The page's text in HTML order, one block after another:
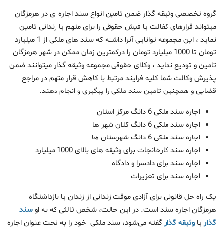
گروه تخصصی وثیقه گذار ضمن تامین انواع سند اجاره ای در هرمزگان
میتواند قرارهای کفالت یا فیش حقوقی را برای متهم یا زندانی تامین
نماید ، این مجموعه توانایی آنرا داشته که سند های ملکی از 1 میلیارد
تومان تا 1000 میلیارد تومان را درکمترین زمان ممکن در شهر هرمزگان
تامین و تودیع نماید ، وکلای حقوقی مجموعه وثیقه گذار میتوانند ضمن
پذیرش وکالت شما کلیه فرایند مرتبط با کاهش قرار متهم در مراجع
قضایی و همچنین تامین سند ملکی را پیگیری و انجام دهند.
اجاره سند ملکی 6 دانگ مرکز استان
اجاره سند ملکی 6 دانگ کلان شهر ها
اجاره سند ملکی 6 دانگ شهرستان ها
اجاره سند کارخانجات برای وثیقه های بالای 1000 میلیارد
اجاره سند برای دادسرا و دادگاه
اجاره سند برای تعزیرات
یک راه حل قانونی برای آزادی موقت زندانی از زندان یا بازداشتگاه
هرمزگان اجاره سند است. در این حالت، شخص ثالثی که به اوسند
گذار یا وثیقه گذارگفته می‌شود، سند ملکی خود را به تحت عنوان اجاره